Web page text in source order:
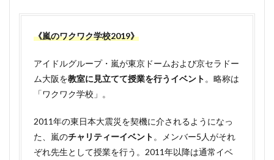
嵐の
ワク
日程
嵐の
ワク
学校
2019
の復
《嵐のワクワク学校2019》
アイドルグループ・嵐が東京ドームおよび京セラドー
ム大阪を教室に見立てて授業を行うイベント 。略称は
「ワクワク学校」。
2011年の東日本大震災を契機に介されるようになっ
た、嵐のチャリティーイベント 。メンバー5人がそれ
ぞれ先生として授業を行う。2011年以降は通常イベ